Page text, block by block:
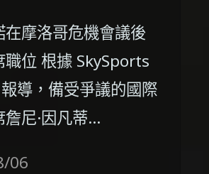
在摩洛哥危機會議後
職位 根據 SkySports
導，備受爭議的國際
詹尼·因凡蒂…
06